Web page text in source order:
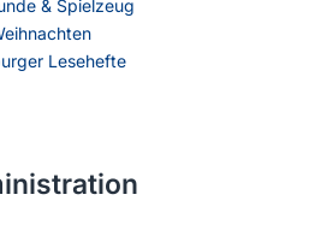
& Spielzeug
Lesehefte